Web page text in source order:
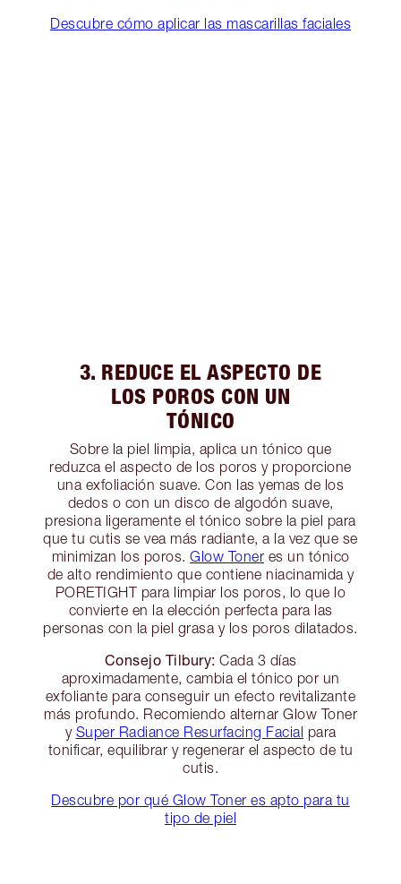
Descubre cómo aplicar las mascarillas faciales
3. REDUCE EL ASPECTO DE
LOS POROS CON UN
TÓNICO
Sobre la piel limpia, aplica un tónico que
reduzca el aspecto de los poros y proporcione
una exfoliación suave. Con las yemas de los
dedos o con un disco de algodón suave,
presiona ligeramente el tónico sobre la piel para
que tu cutis se vea más radiante, a la vez que se
minimizan los poros. Glow Toner es un tónico
de alto rendimiento que contiene niacinamida y
PORETIGHT para limpiar los poros, lo que lo
convierte en la elección perfecta para las
personas con la piel grasa y los poros dilatados.
Consejo Tilbury: Cada 3 días
aproximadamente, cambia el tónico por un
exfoliante para conseguir un efecto revitalizante
más profundo. Recomiendo alternar Glow Toner
y Super Radiance Resurfacing Facial para
tonificar, equilibrar y regenerar el aspecto de tu
cutis.
Descubre por qué Glow Toner es apto para tu
tipo de piel